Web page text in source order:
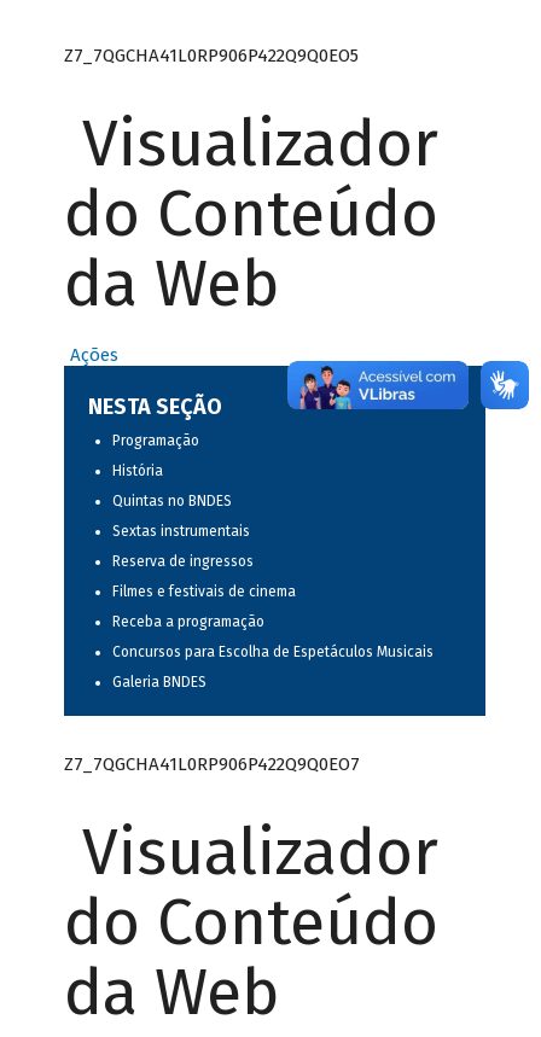
Z7_7QGCHA41L0RP906P422Q9Q0EO5
Visualizador
do Conteúdo
da Web
Ações
NESTA SEÇÃO
Programação
História
Quintas no BNDES
Sextas instrumentais
Reserva de ingressos
Filmes e festivais de cinema
Receba a programação
Concursos para Escolha de Espetáculos Musicais
Galeria BNDES
Z7_7QGCHA41L0RP906P422Q9Q0EO7
Visualizador
do Conteúdo
da Web